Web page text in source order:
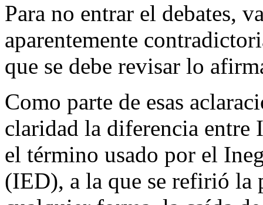
Para no entrar el debates,
aparentemente
que se debe revisar lo
Como parte de esas
claridad la diferencia
el término usado por el
(IED), a la que se refirió la